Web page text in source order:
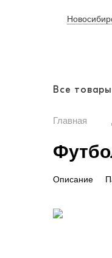
Все товары
Главная
Описание